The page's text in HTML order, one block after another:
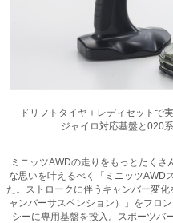
ドリフトタイヤ＋レディセットで
ジャイロ対応基盤と020
ミニッツAWDの走りをもっとたく
な思いを叶えるべく「ミニッツAWD
た。ストロークに伴うキャンバー変
ャンバーサスペンション）」をフロ
シーに専用基盤を投入。スポーツバ